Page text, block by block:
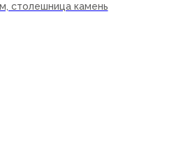
столешница камень